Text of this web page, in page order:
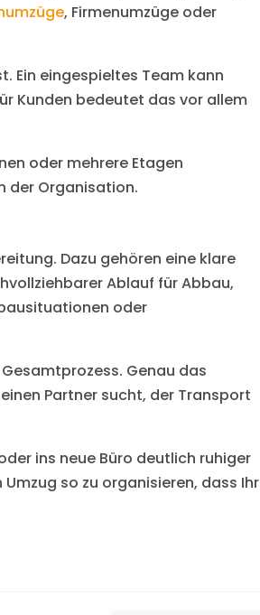
, Firmenumzüge oder
Ein eingespieltes Team kann
Kunden bedeutet das vor allem
oder mehrere Etagen
der Organisation.
Dazu gehören eine klare
Ablauf für Abbau,
oder
Genau das
Partner sucht, der Transport
ins neue Büro deutlich ruhiger
so zu organisieren, dass Ihr